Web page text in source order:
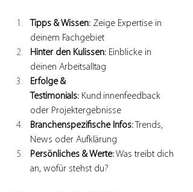
Tipps & Wissen: Zeige Expertise in
deinem Fachgebiet
Hinter den Kulissen: Einblicke in
deinen Arbeitsalltag
Erfolge &
Testimonials: Kund:innenfeedback
oder Projektergebnisse
Branchenspezifische Infos: Trends,
News oder Aufklärung
Persönliches & Werte: Was treibt dich
an, wofür stehst du?